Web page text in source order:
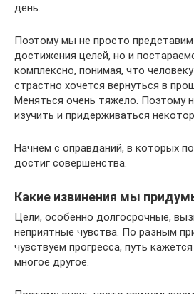
день.
Поэтому мы не просто
достижения целей, но и
комплексно, понимая, что
страстно хочется вернуться в
Меняться очень тяжело. Поэтому
изучить и придерживаться
Начнем с оправданий, в которых
достиг совершенства.
Какие извинения мы
Цели, особенно долгосрочные,
неприятные чувства. По разным
чувствуем прогресса, путь
многое другое.